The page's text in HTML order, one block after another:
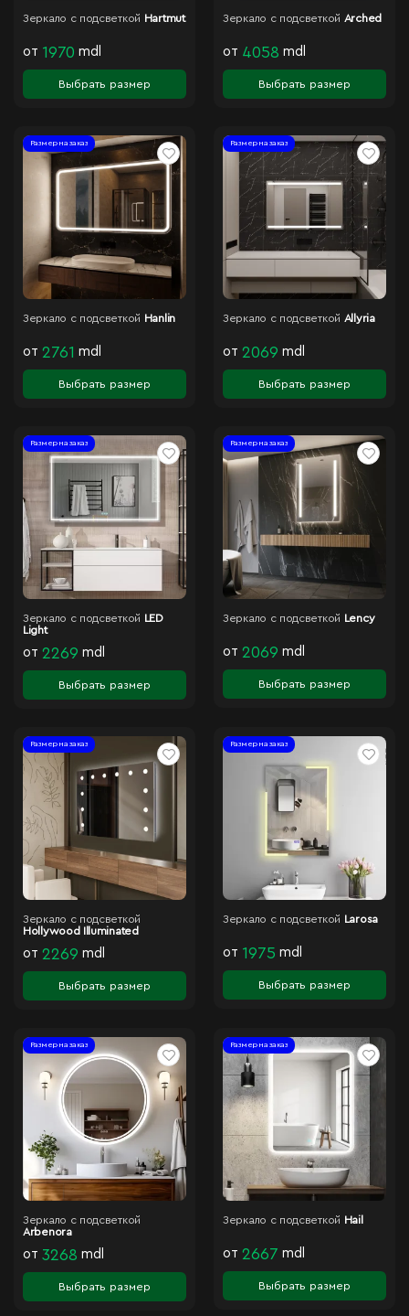
Зеркало с подсветкой Hartmut
от 1970 mdl
Выбрать размер
Зеркало с подсветкой Arched
от 4058 mdl
Выбрать размер
Размер на заказ
Зеркало с подсветкой Hanlin
от 2761 mdl
Выбрать размер
Размер на заказ
Зеркало с подсветкой Allyria
от 2069 mdl
Выбрать размер
Размер на заказ
Зеркало с подсветкой LED
Light
от 2269 mdl
Выбрать размер
Размер на заказ
Зеркало с подсветкой Lency
от 2069 mdl
Выбрать размер
Размер на заказ
Зеркало с подсветкой
Hollywood Illuminated
от 2269 mdl
Выбрать размер
Размер на заказ
Зеркало с подсветкой Larosa
от 1975 mdl
Выбрать размер
Размер на заказ
Зеркало с подсветкой
Arbenora
от 3268 mdl
Выбрать размер
Размер на заказ
Зеркало с подсветкой Hail
от 2667 mdl
Выбрать размер